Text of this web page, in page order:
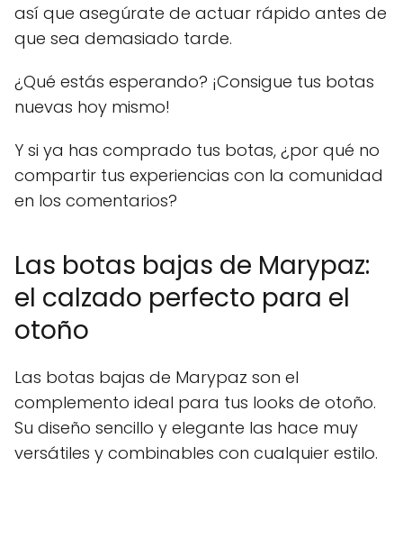
así que asegúrate de actuar rápido antes de
que sea demasiado tarde.
¿Qué estás esperando? ¡Consigue tus botas
nuevas hoy mismo!
Y si ya has comprado tus botas, ¿por qué no
compartir tus experiencias con la comunidad
en los comentarios?
Las botas bajas de Marypaz:
el calzado perfecto para el
otoño
Las botas bajas de Marypaz son el
complemento ideal para tus looks de otoño.
Su diseño sencillo y elegante las hace muy
versátiles y combinables con cualquier estilo.